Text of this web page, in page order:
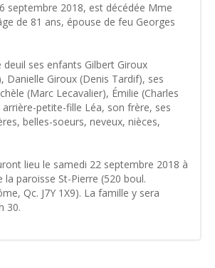
septembre 2018, est décédée Mme
de 81 ans, épouse de feu Georges
deuil ses enfants Gilbert Giroux
Danielle Giroux (Denis Tardif), ses
(Marc Lecavalier), Émilie (Charles
petite-fille Léa, son frère, ses
belles-soeurs, neveux, nièces,
lieu le samedi 22 septembre 2018 à
la paroisse St-Pierre (520 boul.
Qc. J7Y 1X9). La famille y sera
30.